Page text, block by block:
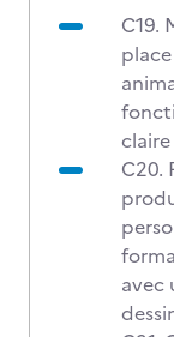
C19.
claire
C20.
avec